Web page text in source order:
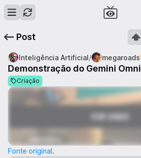
Post
Inteligência Artificial/ megaroads
Demonstração do Gemini Omni
Criação
Fonte original.